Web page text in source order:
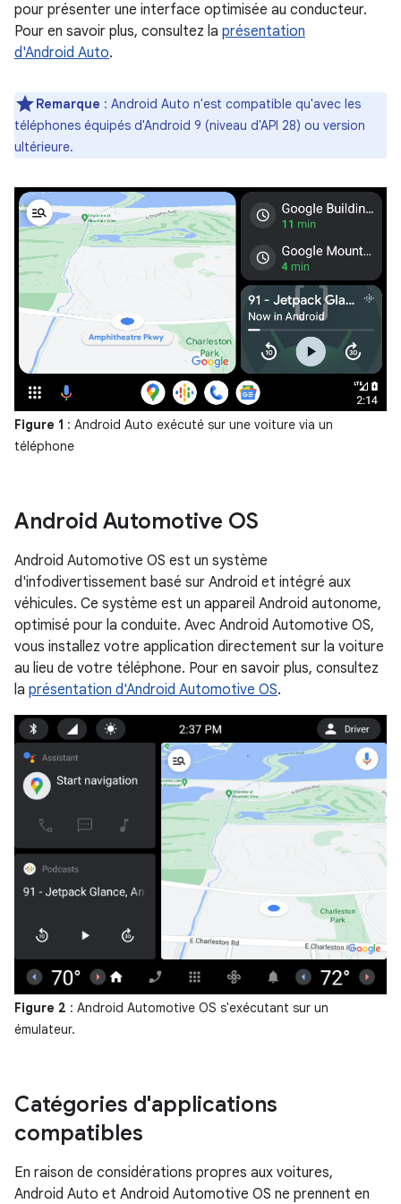
pour présenter une interface optimisée au conducteur.
Pour en savoir plus, consultez la présentation
d'Android Auto.
Remarque : Android Auto n'est compatible qu'avec les
téléphones équipés d'Android 9 (niveau d'API 28) ou version
ultérieure.
Figure 1 : Android Auto exécuté sur une voiture via un
téléphone
Android Automotive OS
Android Automotive OS est un système
d'infodivertissement basé sur Android et intégré aux
véhicules. Ce système est un appareil Android autonome,
optimisé pour la conduite. Avec Android Automotive OS,
vous installez votre application directement sur la voiture
au lieu de votre téléphone. Pour en savoir plus, consultez
la présentation d'Android Automotive OS.
Figure 2 : Android Automotive OS s'exécutant sur un
émulateur.
Catégories d'applications
compatibles
En raison de considérations propres aux voitures,
Android Auto et Android Automotive OS ne prennent en